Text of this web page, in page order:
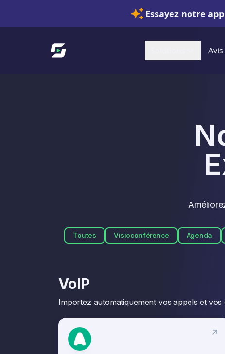
Essayez notre
Lien vers l'accueil
Toutes Visioconférence Agenda
VoIP
Importez automatiquement vos appels et